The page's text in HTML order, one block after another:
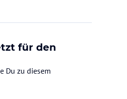
für den
Du zu diesem